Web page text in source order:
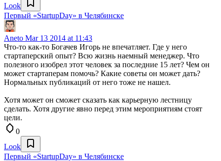
Look
Первый «StartupDay» в Челябинске
Aneto Mar 13 2014 at 11:43
Что-то как-то Богачев Игорь не впечатляет. Где у него
стартаперский опыт? Всю жизнь наемный менеджер. Что
полезного изобрел этот человек за последние 15 лет? Чем он
может стартаперам помочь? Какие советы он может дать?
Нормальных публикаций от него тоже не нашел.
Хотя может он сможет сказать как карьерную лестницу
сделать. Хотя другие явно перед этим мероприятиям стоят
цели.
0
Look
Первый «StartupDay» в Челябинске